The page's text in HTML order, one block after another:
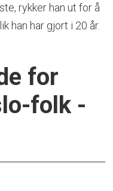
rykker han ut for å
han har gjort i 20 år.
for
folk -